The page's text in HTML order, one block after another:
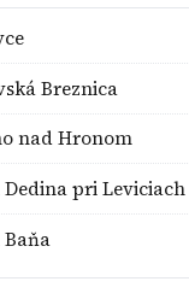
Breznica
nad Hronom
Dedina pri Leviciach